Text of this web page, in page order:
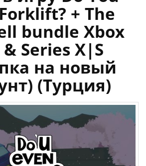
+ The
bundle Xbox
Series X|S
на новый
(Турция)